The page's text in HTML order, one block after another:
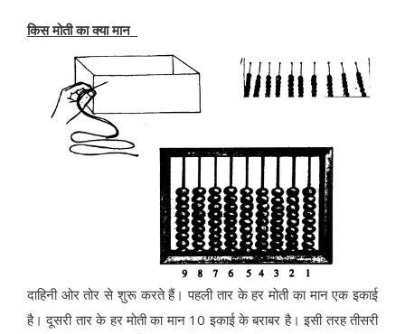
किस मोती का क्या मान
दाहिनी ओर तोर से शुरू करते हैं। पहली तार के हर मोती का मान एक इकाई
है। दूसरी तार के हर मोती का मान 10 इकाई के बराबर है। इसी तरह तीसरी